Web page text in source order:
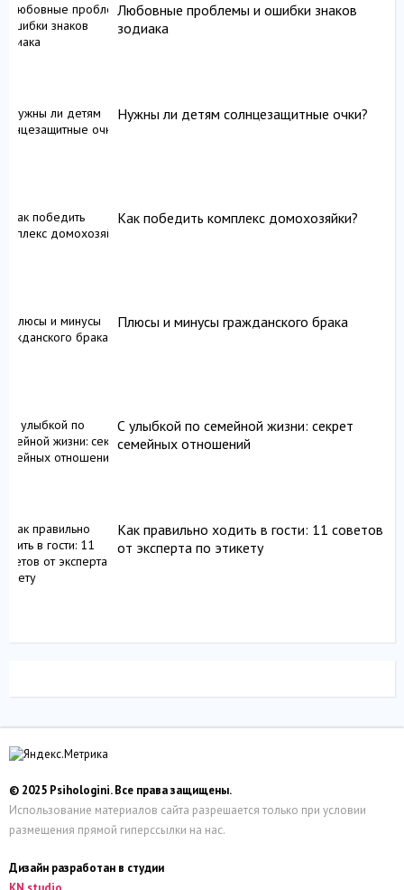
Любовные проблемы и ошибки знаков
зодиака
Нужны ли детям солнцезащитные очки?
Как победить комплекс домохозяйки?
Плюсы и минусы гражданского брака
С улыбкой по семейной жизни: секрет
семейных отношений
Как правильно ходить в гости: 11 советов
от эксперта по этикету
© 2025 Psihologini. Все права защищены.
Использование материалов сайта разрешается только при условии
размещения прямой гиперссылки на нас.
Дизайн разработан в студии